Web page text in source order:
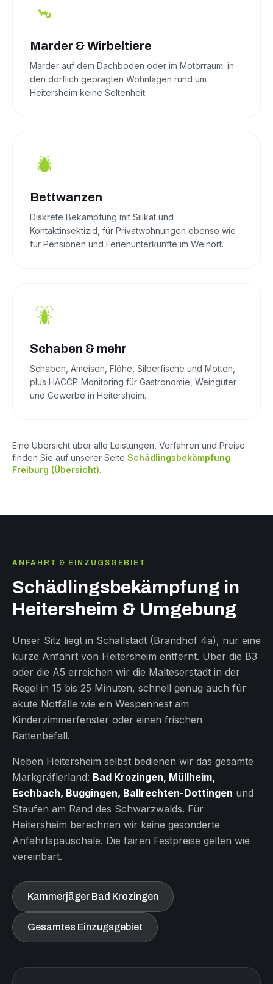
Marder & Wirbeltiere
Marder auf dem Dachboden oder im Motorraum: in
den dörflich geprägten Wohnlagen rund um
Heitersheim keine Seltenheit.
Bettwanzen
Diskrete Bekämpfung mit Silikat und
Kontaktinsektizid, für Privatwohnungen ebenso wie
für Pensionen und Ferienunterkünfte im Weinort.
Schaben & mehr
Schaben, Ameisen, Flöhe, Silberfische und Motten,
plus HACCP-Monitoring für Gastronomie, Weingüter
und Gewerbe in Heitersheim.
Eine Übersicht über alle Leistungen, Verfahren und Preise
finden Sie auf unserer Seite Schädlingsbekämpfung
Freiburg (Übersicht).
ANFAHRT & EINZUGSGEBIET
Schädlingsbekämpfung in
Heitersheim & Umgebung
Unser Sitz liegt in Schallstadt (Brandhof 4a), nur eine
kurze Anfahrt von Heitersheim entfernt. Über die B3
oder die A5 erreichen wir die Malteserstadt in der
Regel in 15 bis 25 Minuten, schnell genug auch für
akute Notfälle wie ein Wespennest am
Kinderzimmerfenster oder einen frischen
Rattenbefall.
Neben Heitersheim selbst bedienen wir das gesamte
Markgräflerland: Bad Krozingen, Müllheim,
Eschbach, Buggingen, Ballrechten-Dottingen und
Staufen am Rand des Schwarzwalds. Für
Heitersheim berechnen wir keine gesonderte
Anfahrtspauschale. Die fairen Festpreise gelten wie
vereinbart.
Kammerjäger Bad Krozingen
Gesamtes Einzugsgebiet